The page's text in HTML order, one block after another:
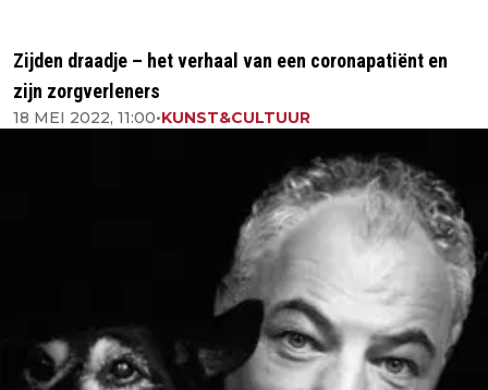
Zijden draadje – het verhaal van een coronapatiënt en
zijn zorgverleners
18 MEI 2022, 11:00•KUNST&CULTUUR